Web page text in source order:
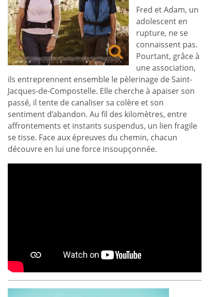
Fred et Adam, un
adolescent en
rupture, ne se
connaissent pas.
Pourtant, grâce à
une association,
ils entreprennent ensemble le pèlerinage de Saint-
Jacques-de-Compostelle. Elle cherche à apaiser son
passé, il tente de canaliser sa colère et son
sentiment d’abandon. Au fil des kilomètres, entre
affrontements et instants suspendus, un lien fragile
se tisse. Face aux épreuves du chemin, chacun
découvre en lui une force insoupçonnée.